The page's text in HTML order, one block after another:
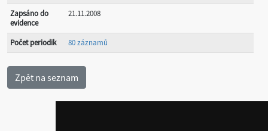
Zapsáno do
evidence
21.11.2008
Počet periodik 80 záznamů